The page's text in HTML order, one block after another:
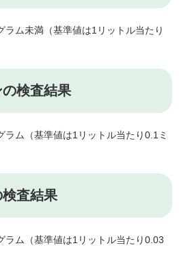
ム未満（基準値は1リットル当たり
検査結果
ム（基準値は1リットル当たり0.1ミ
検査結果
ラム（基準値は1リットル当たり0.03